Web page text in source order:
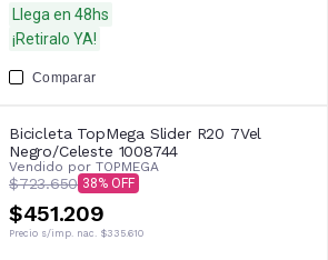
Llega en 48hs
¡Retiralo YA!
Comparar
Bicicleta TopMega Slider R20 7Vel
Negro/Celeste 1008744
Vendido por TOPMEGA
$723.650 38
$451.209
Precio s/imp. nac. $335.610